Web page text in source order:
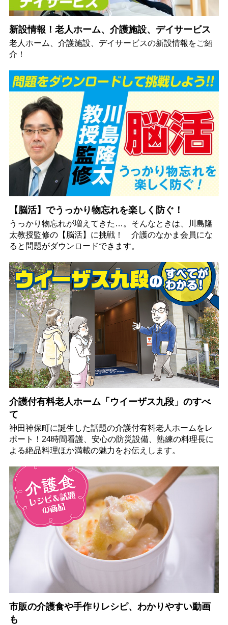
新設情報！老人ホーム、介護施設、デイサービス
老人ホーム、介護施設、デイサービスの新設情報をご紹
介！
【脳活】でうっかり物忘れを楽しく防ぐ！
うっかり物忘れが増えてきた…。そんなときは、川島隆
太教授監修の【脳活】に挑戦！ 介護のなかま会員にな
ると問題がダウンロードできます。
介護付有料老人ホーム「ウイーザス九段」のすべ
て
神田神保町に誕生した話題の介護付有料老人ホームをレ
ポート！24時間看護、安心の防災設備、熟練の料理長に
よる絶品料理ほか満載の魅力をお伝えします。
市販の介護食や手作りレシピ、わかりやすい動画
も